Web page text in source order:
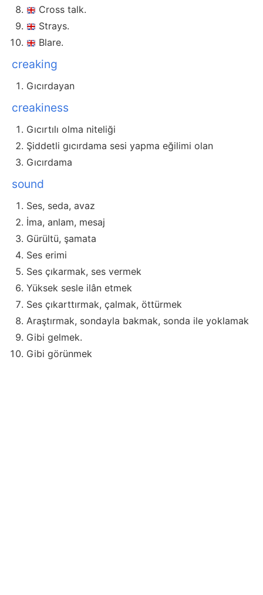
Cross talk.
Strays.
Blare.
creaking
Gıcırdayan
creakiness
Gıcırtılı olma niteliği
Şiddetli gıcırdama sesi yapma eğilimi olan
Gıcırdama
sound
Ses, seda, avaz
İma, anlam, mesaj
Gürültü, şamata
Ses erimi
Ses çıkarmak, ses vermek
Yüksek sesle ilân etmek
Ses çıkarttırmak, çalmak, öttürmek
Araştırmak, sondayla bakmak, sonda ile yoklamak
Gibi gelmek.
Gibi görünmek